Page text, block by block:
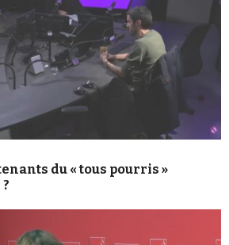
du « tous pourris »